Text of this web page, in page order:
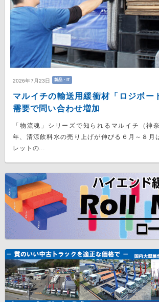
2026年7月23日 製品・IT
マルイチの輸送用緩衝材「ロジボ
需要で問い合わせ増加
「物流魂」シリーズで知られるマルイチ（神
年、清涼飲料水の売り上げが伸びる６月～８月
レットの...